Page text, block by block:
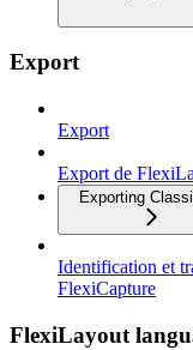
Export
Export
Export de
Exporting
Identification et
FlexiCapture
FlexiLayout